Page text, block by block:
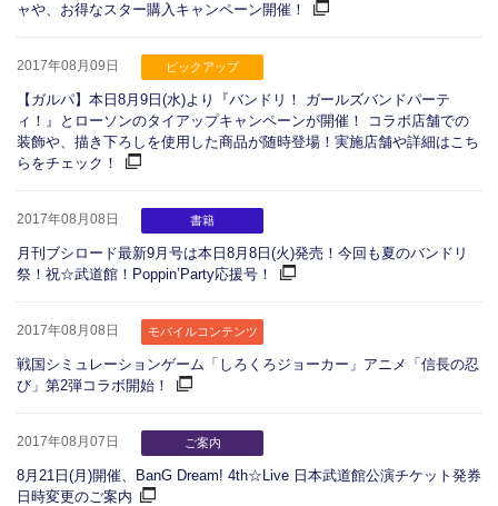
ャや、お得なスター購入キャンペーン開催！
2017年08月09日 ピックアップ
【ガルパ】本日8月9日(水)より『バンドリ！ ガールズバンドパーテ
ィ！』とローソンのタイアップキャンペーンが開催！ コラボ店舗での
装飾や、描き下ろしを使用した商品が随時登場！実施店舗や詳細はこち
らをチェック！
2017年08月08日 書籍
月刊ブシロード最新9月号は本日8月8日(火)発売！今回も夏のバンドリ
祭！祝☆武道館！Poppin’Party応援号！
2017年08月08日 モバイルコンテンツ
戦国シミュレーションゲーム「しろくろジョーカー」アニメ「信長の忍
び」第2弾コラボ開始！
2017年08月07日 ご案内
8月21日(月)開催、BanG Dream! 4th☆Live 日本武道館公演チケット発券
日時変更のご案内